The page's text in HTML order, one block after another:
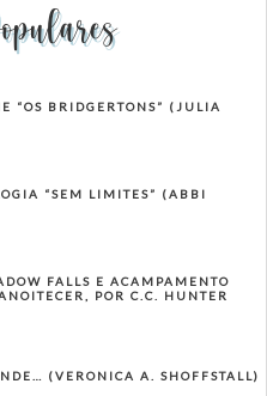
“OS BRIDGERTONS” (JULIA
“SEM LIMITES” (ABBI
FALLS E ACAMPAMENTO
POR C.C. HUNTER
(VERONICA A. SHOFFSTALL)